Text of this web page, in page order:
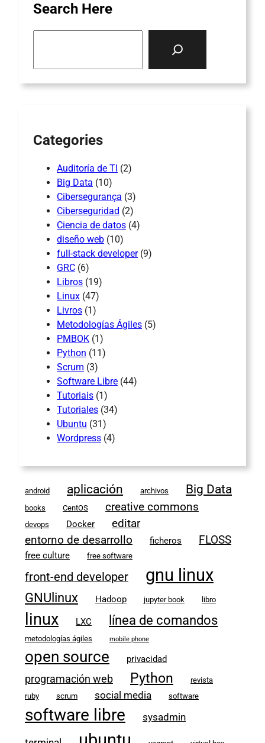
Search Here
Categories
Auditoría de TI (2)
Big Data (10)
Cibersegurança (3)
Ciberseguridad (2)
Ciencia de datos (4)
diseño web (10)
full-stack developer(9)
GRC (6)
Libros (19)
Linux (47)
Livros (1)
Metodologías Ágiles (5)
PMBOK (1)
Python (11)
Scrum (3)
Software Libre (44)
Tutoriais (1)
Tutoriales (34)
Ubuntu (31)
Wordpress (4)
android aplicación archivos Big Data
books CentOS creative commons
devops Docker
editar
entorno de desarrollo
ficheros FLOSS
free culture free software
front-end developer gnu linux
GNUlinux Hadoop jupyter book libro
linux LXC línea de comandos
metodologías ágiles mobile phone
open source privacidad
programación web Python
revista
ruby
scrum social media software
software libre sysadmin